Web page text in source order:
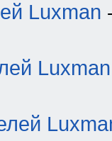
Luxman
Luxman